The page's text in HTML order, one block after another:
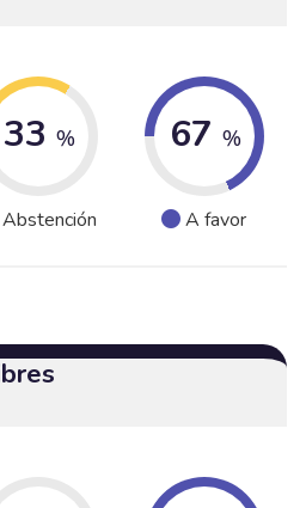
33 %
Abstención
67 %
A favor